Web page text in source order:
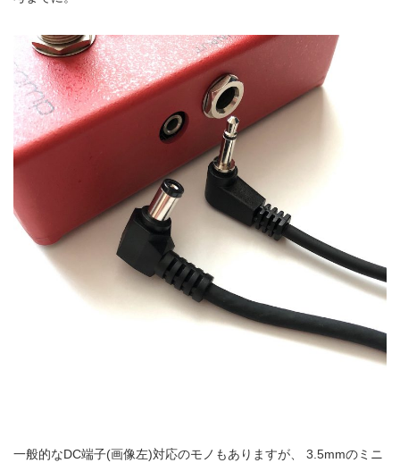
一般的なDC端子(画像左)対応のモノもありますが、 3.5mmのミニ